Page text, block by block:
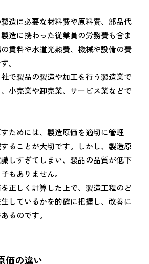
造に必要な材料費や原料費、部品代
造に携わった従業員の労務費も含ま
賃料や水道光熱費、機械や設備の費
。
で製品の製造や加工を行う製造業で
小売業や卸売業、サービス業などで
ためには、製造原価を適切に管理
ることが大切です。しかし、製造原
しすぎてしまい、製品の品質が低下
もありません。
正しく計算した上で、製造工程のど
しているかを的確に把握し、改善に
るのです。
価の違い